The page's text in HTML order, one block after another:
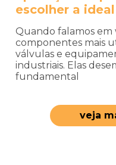
escolher a ideal
Quando falamos
componentes mais
válvulas e
industriais. Elas
fundamental
veja